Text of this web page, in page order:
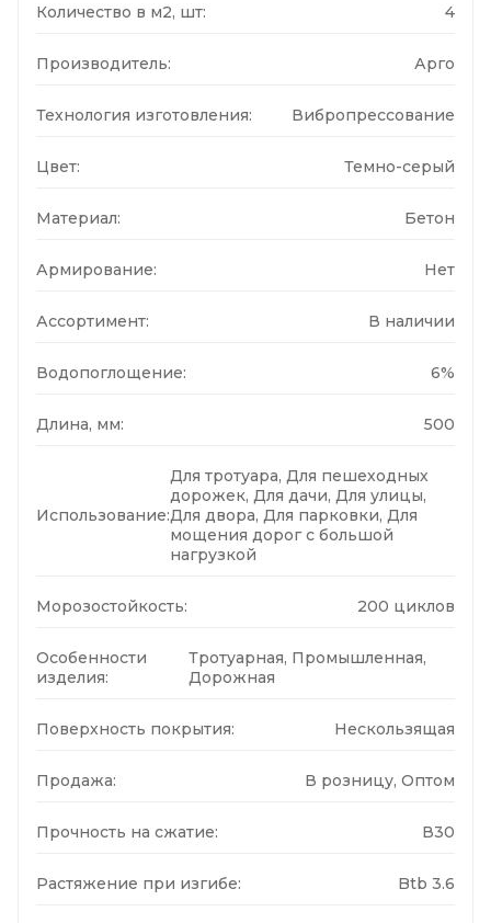
Количество в м2, шт: 4
Производитель: Арго
Технология изготовления: Вибропрессование
Цвет: Темно-серый
Материал: Бетон
Армирование: Нет
Ассортимент: В наличии
Водопоглощение: 6%
Длина, мм: 500
Использование:
Для тротуара, Для пешеходных
дорожек, Для дачи, Для улицы,
Для двора, Для парковки, Для
мощения дорог с большой
нагрузкой
Морозостойкость: 200 циклов
Особенности
изделия:
Тротуарная, Промышленная,
Дорожная
Поверхность покрытия: Нескользящая
Продажа: В розницу, Оптом
Прочность на сжатие: В30
Растяжение при изгибе: Btb 3.6